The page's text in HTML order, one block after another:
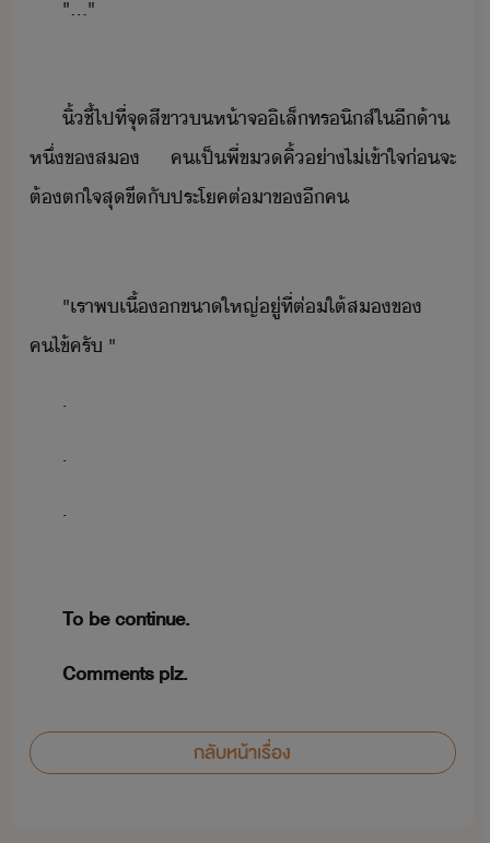
"​...​"
ิ้ชี้​ไป​ที่​จุ​สีขา​​ห้าจ​ิเล็ทริส์​ใ​ี​้า​
หึ่​ข​ส​ ​ค​เป็​พี่​ขคิ้​่า​ไ่เข้าใจ​่​จะ​
ต้​ตใจ​สุขี​ั​ประโค​ต่า​ข​ี​ค
"​เรา​พ​เื้​ขาใหญ่​ู่​ที่​ต่ใต้ส​ข​
คไข้​ครั​ ​"
.
.
.
To​ ​be​ ​continue.
Comments​ ​plz.
กลับหน้าเรื่อง